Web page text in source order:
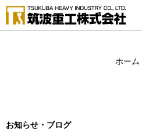
ホーム
お知らせ・ブログ